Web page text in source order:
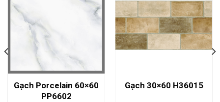
Gạch Porcelain 60×60
PP6602
Gạch 30×60 H36015